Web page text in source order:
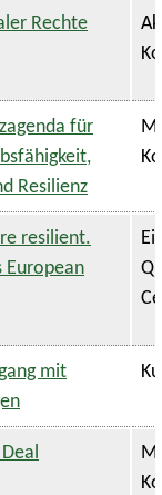
Rechte
für
Resilienz
resilient.
European
mit